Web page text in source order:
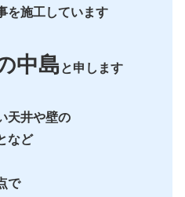
を施工しています
中島 と申します
天井や壁の
など
で